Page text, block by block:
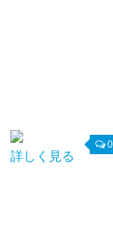
0
詳しく見る